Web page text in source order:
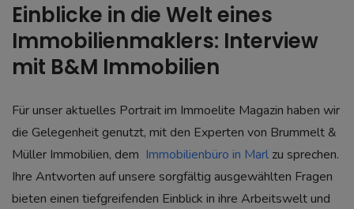
Einblicke in die Welt eines
Immobilienmaklers: Interview
mit B&M Immobilien
Für unser aktuelles Portrait im Immoelite Magazin haben wir
die Gelegenheit genutzt, mit den Experten von Brummelt &
Müller Immobilien, dem Immobilienbüro in Marl zu sprechen.
Ihre Antworten auf unsere sorgfältig ausgewählten Fragen
bieten einen tiefgreifenden Einblick in ihre Arbeitswelt und